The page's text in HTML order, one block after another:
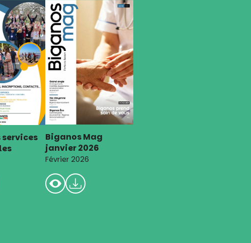
services
Biganos Mag
janvier 2026
Février 2026